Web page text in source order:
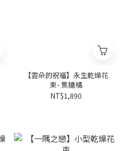
【雲朵的祝福】永生乾燥花
束- 焦糖橘
NT$1,890